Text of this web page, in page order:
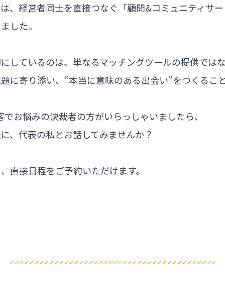
、経営者同士を直接つなぐ「顧問&コミュニティサ
した。
しているのは、単なるマッチングツールの提供では
に寄り添い、“本当に意味のある出会い”をつくるこ
お悩みの決裁者の方がいらっしゃいましたら、
、代表の私とお話してみませんか？
直接日程をご予約いただけます。